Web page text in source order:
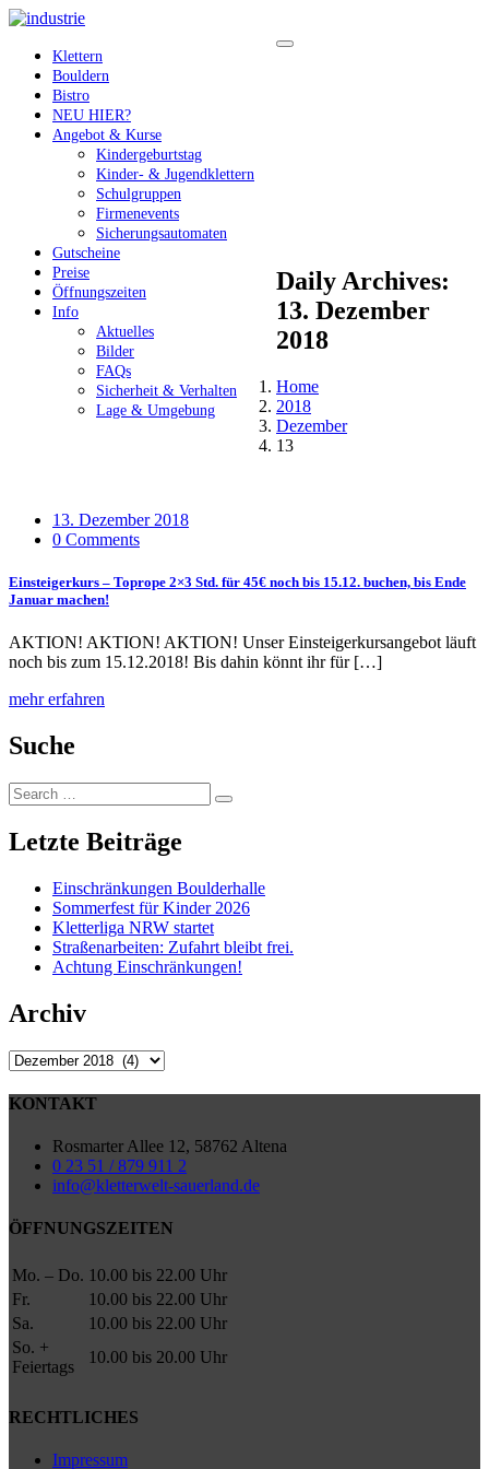
Klettern
Bouldern
Bistro
NEU HIER?
Angebot & Kurse
Kindergeburtstag
Kinder- & Jugendklettern
Schulgruppen
Firmenevents
Sicherungsautomaten
Gutscheine
Preise
Öffnungszeiten
Info
Aktuelles
Bilder
FAQs
Sicherheit & Verhalten
Lage & Umgebung
Daily Archives:
13. Dezember
2018
Home
2018
Dezember
13
13. Dezember 2018
0 Comments
Einsteigerkurs – Toprope 2×3 Std. für 45€ noch bis 15.12. buchen, bis Ende
Januar machen!
AKTION! AKTION! AKTION! Unser Einsteigerkursangebot läuft
noch bis zum 15.12.2018! Bis dahin könnt ihr für […]
mehr erfahren
Suche
Search
for:
Search
Letzte Beiträge
Einschränkungen Boulderhalle
Sommerfest für Kinder 2026
Kletterliga NRW startet
Straßenarbeiten: Zufahrt bleibt frei.
Achtung Einschränkungen!
Archiv
Archiv
KONTAKT
Rosmarter Allee 12, 58762 Altena
0 23 51 / 879 911 2
info@kletterwelt-sauerland.de
ÖFFNUNGSZEITEN
Mo. – Do. 10.00 bis 22.00 Uhr
Fr.
10.00 bis 22.00 Uhr
Sa.
10.00 bis 22.00 Uhr
So. +
Feiertags
10.00 bis 20.00 Uhr
RECHTLICHES
Impressum